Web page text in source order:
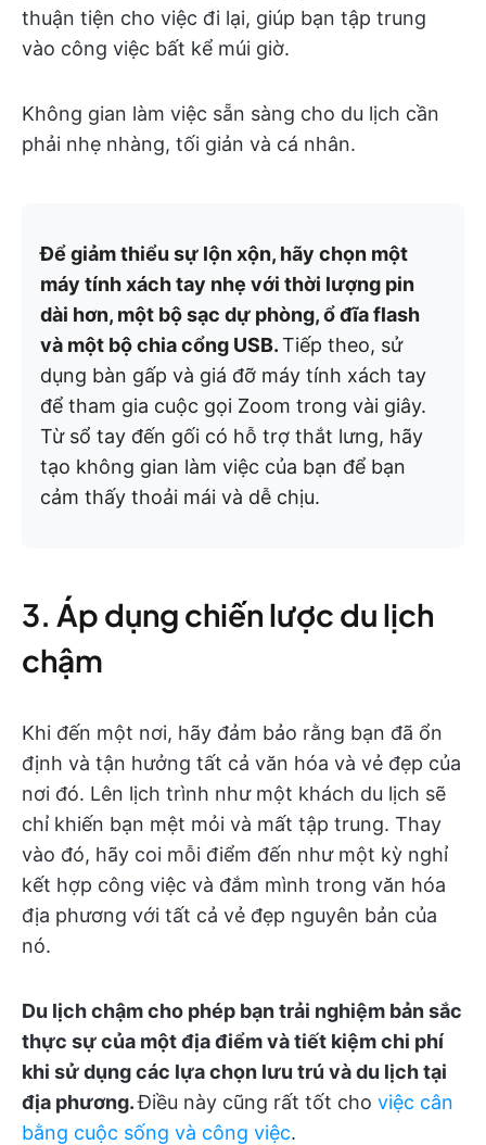
thuận tiện cho việc đi lại, giúp bạn tập trung
vào công việc bất kể múi giờ.
Không gian làm việc sẵn sàng cho du lịch cần
phải nhẹ nhàng, tối giản và cá nhân.
Để giảm thiểu sự lộn xộn, hãy chọn một
máy tính xách tay nhẹ với thời lượng pin
dài hơn, một bộ sạc dự phòng, ổ đĩa flash
và một bộ chia cổng USB.Tiếp theo, sử
dụng bàn gấp và giá đỡ máy tính xách tay
để tham gia cuộc gọi Zoom trong vài giây.
Từ sổ tay đến gối có hỗ trợ thắt lưng, hãy
tạo không gian làm việc của bạn để bạn
cảm thấy thoải mái và dễ chịu.
3. Áp dụng chiến lược du lịch
chậm
Khi đến một nơi, hãy đảm bảo rằng bạn đã ổn
định và tận hưởng tất cả văn hóa và vẻ đẹp của
nơi đó. Lên lịch trình như một khách du lịch sẽ
chỉ khiến bạn mệt mỏi và mất tập trung. Thay
vào đó, hãy coi mỗi điểm đến như một kỳ nghỉ
kết hợp công việc và đắm mình trong văn hóa
địa phương với tất cả vẻ đẹp nguyên bản của
nó.
Du lịch chậm cho phép bạn trải nghiệm bản sắc
thực sự của một địa điểm và tiết kiệm chi phí
khi sử dụng các lựa chọn lưu trú và du lịch tại
địa phương.Điều này cũng rất tốt cho việc cân
bằng cuộc sống và công việc.